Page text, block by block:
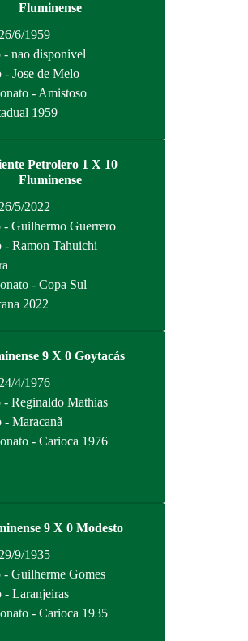
Fluminense
6/1959
nao disponivel
- Jose de Melo
- Amistoso
1959
Petrolero 1 X 10
Fluminense
5/2022
Guilhermo Guerrero
- Ramon Tahuichi
- Copa Sul
2022
9 X 0 Goytacás
4/1976
Reginaldo Mathias
- Maracanã
- Carioca 1976
9 X 0 Modesto
9/1935
Guilherme Gomes
- Laranjeiras
- Carioca 1935